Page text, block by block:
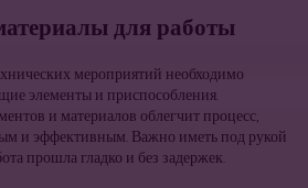
для работы
мероприятий необходимо
элементы и приспособления.
и материалов облегчит процесс,
и эффективным. Важно иметь под рукой
прошла гладко и без задержек.